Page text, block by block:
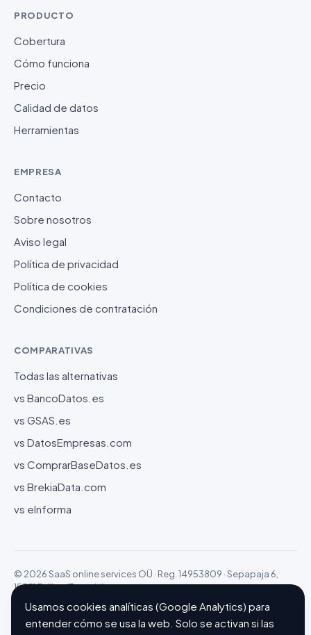
PRODUCTO
Cobertura
Cómo funciona
Precio
Calidad de datos
Herramientas
EMPRESA
Contacto
Sobre nosotros
Aviso legal
Política de privacidad
Política de cookies
Condiciones de contratación
COMPARATIVAS
Todas las alternativas
vs BancoDatos.es
vs GSAS.es
vs DatosEmpresas.com
vs ComprarBaseDatos.es
vs BrekiaData.com
vs eInforma
© 2026 SaaS online services OÜ · Reg. 14953809 · Sepapaja 6,
15551 Tallinn (Estonia)
Configurar cookies
Usamos cookies analíticas (Google Analytics) para
entender cómo se usa la web. Solo se activan si las